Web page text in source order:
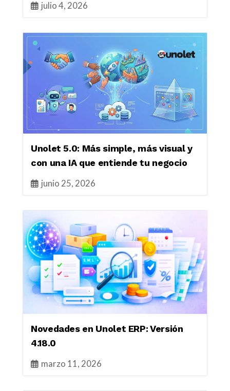
julio 4, 2026
Unolet 5.0: Más simple, más visual y
con una IA que entiende tu negocio
junio 25, 2026
Novedades en Unolet ERP: Versión
4.18.0
marzo 11, 2026